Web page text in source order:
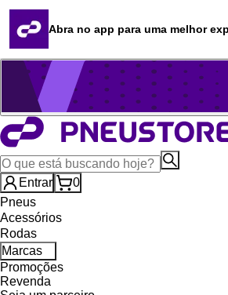
Quero revender
Blog
Whatsapp (16) 99764-8401
Televendas (47) 3046-2551
Entrar
0
Pneus
Acessórios
Rodas
Marcas
Promoções
Revenda
Abra no app para uma melhor